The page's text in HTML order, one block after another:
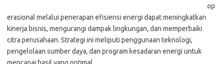
op
erasional melalui penerapan efisiensi energi dapat meningkatkan
kinerja bisnis, mengurangi dampak lingkungan, dan memperbaiki
citra perusahaan. Strategi ini meliputi penggunaan teknologi,
pengelolaan sumber daya, dan program kesadaran energi untuk